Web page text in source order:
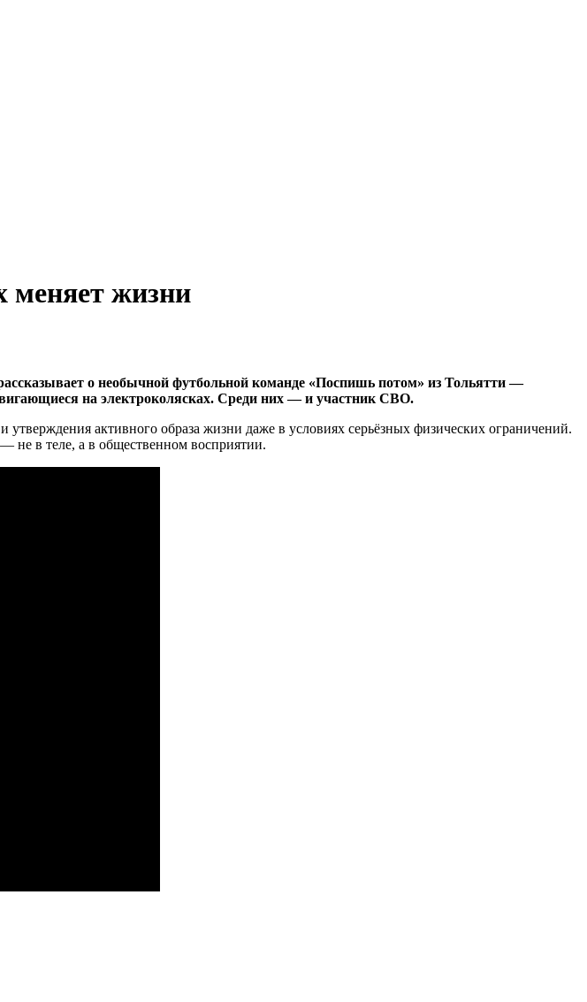
меняет жизни
о необычной футбольной команде «Поспишь потом» из Тольятти —
на электроколясках. Среди них — и участник СВО.
активного образа жизни даже в условиях серьёзных физических ограничений.
не в теле, а в общественном восприятии.